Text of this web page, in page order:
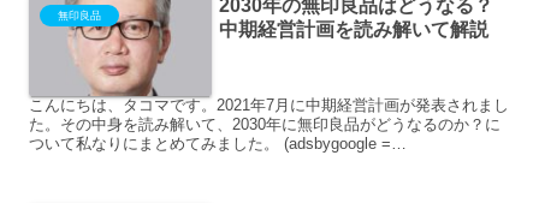
無印良品
2030年の無印良品はどうなる？
中期経営計画を読み解いて解説
こんにちは、タコマです。2021年7月に中期経営計画が発表されまし
た。その中身を読み解いて、2030年に無印良品がどうなるのか？に
ついて私なりにまとめてみました。 (adsbygoogle =